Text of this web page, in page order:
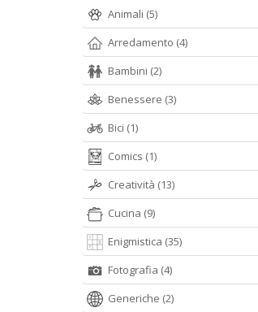
Animali (5)
Arredamento (4)
Bambini (2)
Benessere (3)
Bici (1)
Comics (1)
Creatività (13)
Cucina (9)
Enigmistica (35)
Fotografia (4)
Generiche (2)